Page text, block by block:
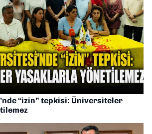
“izin” tepkisi: Üniversiteler